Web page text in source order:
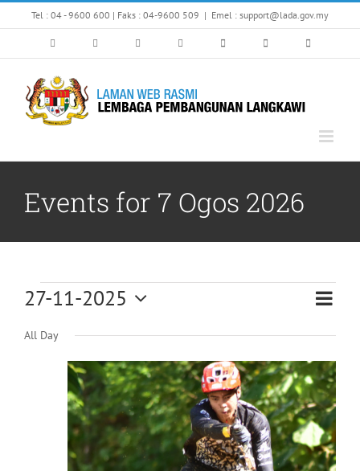
to
Tel : 04 - 9600 600 | Faks : 04-9600 509 | Emel : support@lada.gov.my
Events for 7 Ogos 2026
Events
for
27
Day
27-11-2025
date.
All Day